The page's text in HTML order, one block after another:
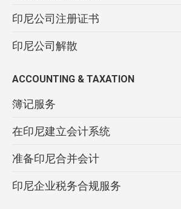
印尼公司注册证书
印尼公司解散
ACCOUNTING & TAXATION
簿记服务
在印尼建立会计系统
准备印尼合并会计
印尼企业税务合规服务